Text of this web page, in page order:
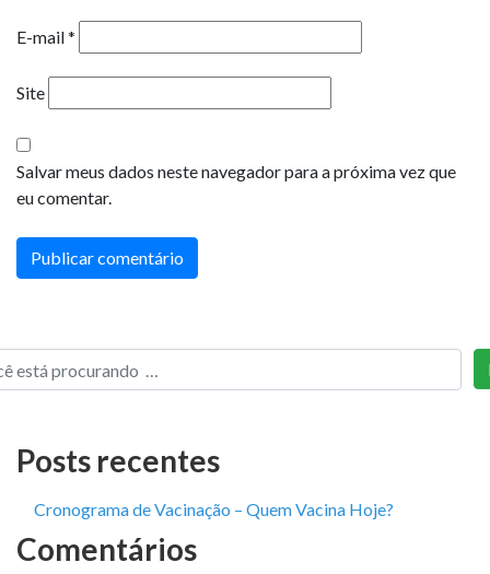
E-mail*
Site
Salvar meus dados neste navegador para a próxima vez que
eu comentar.
Posts recentes
Cronograma de Vacinação – Quem Vacina Hoje?
Comentários